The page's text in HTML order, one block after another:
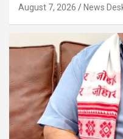
August 7, 2026 News